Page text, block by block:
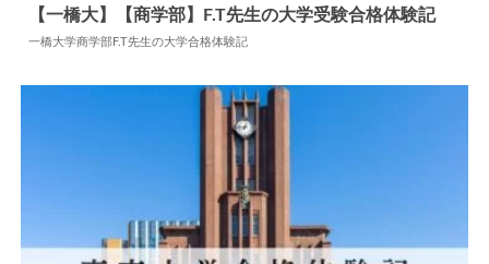
【一橋大】【商学部】F.T先生の大学受験合格体験記
一橋大学商学部F.T先生の大学合格体験記